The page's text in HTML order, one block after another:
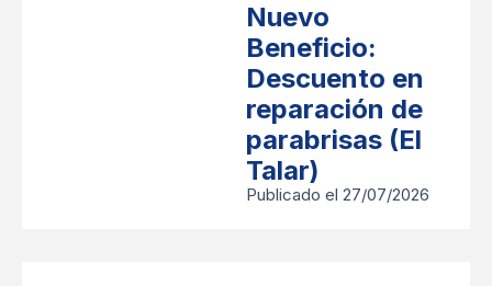
Nuevo
Beneficio:
Descuento en
reparación de
parabrisas (El
Talar)
Publicado el 27/07/2026